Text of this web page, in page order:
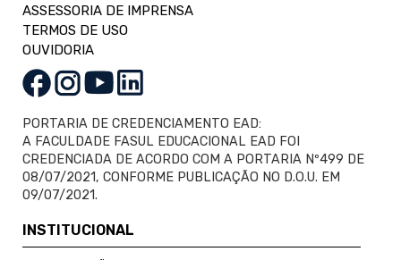
ASSESSORIA DE IMPRENSA
TERMOS DE USO
OUVIDORIA
PORTARIA DE CREDENCIAMENTO EAD:
A FACULDADE FASUL EDUCACIONAL EAD FOI
CREDENCIADA DE ACORDO COM A PORTARIA Nº499 DE
08/07/2021, CONFORME PUBLICAÇÃO NO D.O.U. EM
09/07/2021.
INSTITUCIONAL